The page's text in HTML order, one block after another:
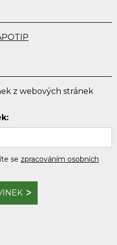
z webových stránek
se zpracováním osobních